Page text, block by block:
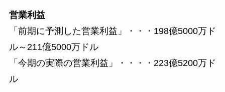
営業利益
「前期に予測した営業利益」・・・198億5000万ド
ル～211億5000万ドル
「今期の実際の営業利益」・・・・223億5200万ド
ル